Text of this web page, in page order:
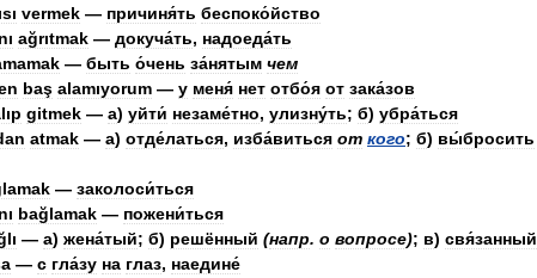
vermek — причиня́ть беспоко́йство
ağrıtmak — докуча́ть, надоеда́ть
— быть о́чень за́нятым чем
baş alamıyorum — у меня́ нет отбо́я от зака́зов
gitmek — а) уйти́ незаме́тно, улизну́ть; б) убра́ться
atmak — а) отде́латься, изба́виться от кого; б) вы́бросить
— заколоси́ться
bağlamak — пожени́ться
— а) жена́тый; б) решённый (напр. о вопросе); в) свя́занный
— с гла́зу на глаз, наедине́